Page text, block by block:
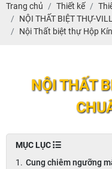
Trang chủ Thiết kế
NỘI THẤT BIỆT THỰ-
Nội Thất biệt thự Hộp
NỘI THẤT
MỤC LỤC
Cung chiêm ngưỡng